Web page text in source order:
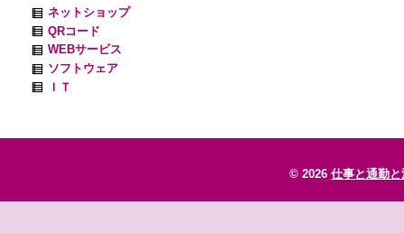
ネットショップ
QRコード
WEBサービス
ソフトウェア
ＩＴ
© 2026 仕事と通勤